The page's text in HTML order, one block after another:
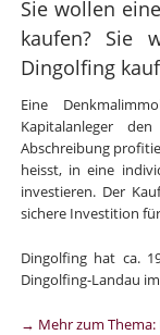
Sie wollen
kaufen? Sie
Dingolfing
Eine
Kapitalanleger
Abschreibung
heisst, in eine
investieren. Der
sichere Investition
Dingolfing hat ca.
Dingolfing-Landau
→ Mehr zum